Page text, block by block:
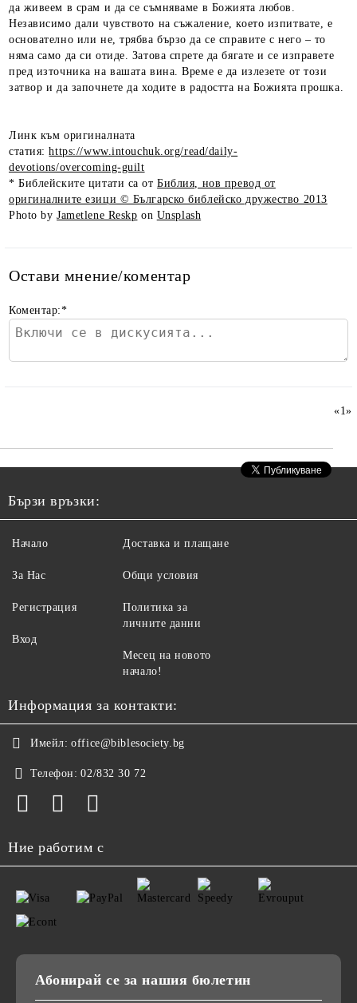
да живеем в срам и да се съмняваме в Божията любов.
Независимо дали чувството на съжаление, което изпитвате, е
основателно или не, трябва бързо да се справите с него – то
няма само да си отиде. Затова спрете да бягате и се изправете
пред източника на вашата вина. Време е да излезете от този
затвор и да започнете да ходите в радостта на Божията прошка.
Линк към оригиналната
статия:https://www.intouchuk.org/read/daily-
devotions/overcoming-guilt
* Библейските цитати са отБиблия, нов превод от
оригиналните езици © Българско библейско дружество 2013
Photo byJametlene Reskp on Unsplash
Остави мнение/коментар
Коментар:*
«1»
Бързи връзки:
Начало
За Нас
Регистрация
Вход
Доставка и плащане
Общи условия
Политика за
личните данни
Месец на новото
начало!
Информация за контакти:
Имейл: office@biblesociety.bg
Телефон: 02/832 30 72
Ние работим с
Абонирай се за нашия бюлетин